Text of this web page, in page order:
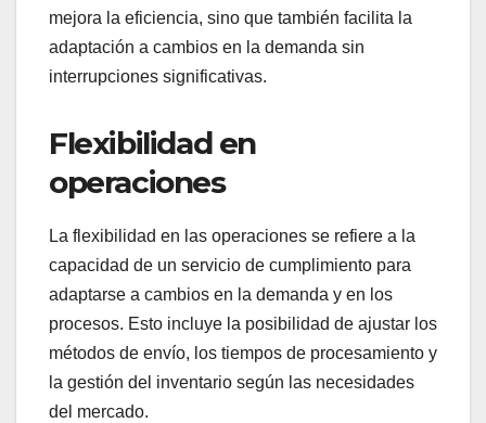
mejora la eficiencia, sino que también facilita la
adaptación a cambios en la demanda sin
interrupciones significativas.
Flexibilidad en
operaciones
La flexibilidad en las operaciones se refiere a la
capacidad de un servicio de cumplimiento para
adaptarse a cambios en la demanda y en los
procesos. Esto incluye la posibilidad de ajustar los
métodos de envío, los tiempos de procesamiento y
la gestión del inventario según las necesidades
del mercado.